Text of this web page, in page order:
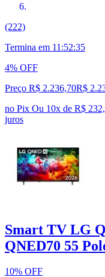
(222)
Termina em 11:52:34
4% OFF
Preço R$ 2.236,70R$
no Pix Ou 10x de R$
juros
Smart TV LG
QNED70 55
10% OFF